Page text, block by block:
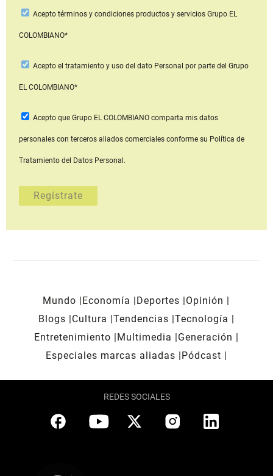
Aceptotérminos y condiciones productos y serviciosGrupo EL
COLOMBIANO*
Acepto el tratamiento y uso del dato Personal por parte del Grupo
EL COLOMBIANO*
Acepto que Grupo EL COLOMBIANOcomparta mis datos
personales con terceros aliados comerciales conforme su Política de
Tratamiento del Datos Personal.
Mundo Economía Deportes
Opinión
Blogs
Cultura Tendencias Tecnología
Entretenimiento
Multimedia
Generación
Especiales marcas aliadas
Pódcast
REDES SOCIALES